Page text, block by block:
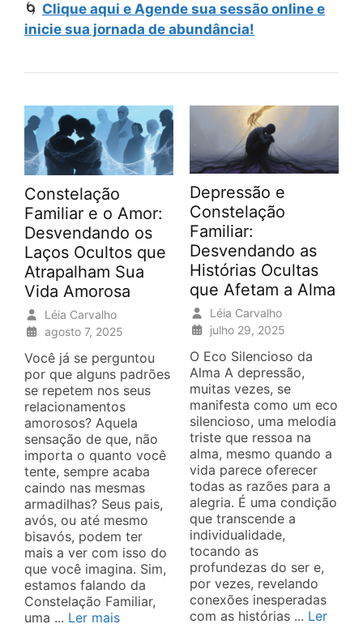
🌀 Clique aqui e Agende sua sessão online e
inicie sua jornada de abundância!
Constelação
Familiar e o Amor:
Desvendando os
Laços Ocultos que
Atrapalham Sua
Vida Amorosa
Léia Carvalho
agosto 7, 2025
Você já se perguntou
por que alguns padrões
se repetem nos seus
relacionamentos
amorosos? Aquela
sensação de que, não
importa o quanto você
tente, sempre acaba
caindo nas mesmas
armadilhas? Seus pais,
avós, ou até mesmo
bisavós, podem ter
mais a ver com isso do
que você imagina. Sim,
estamos falando da
Constelação Familiar,
uma ... Ler mais
Depressão e
Constelação
Familiar:
Desvendando as
Histórias Ocultas
que Afetam a Alma
Léia Carvalho
julho 29, 2025
O Eco Silencioso da
Alma A depressão,
muitas vezes, se
manifesta como um eco
silencioso, uma melodia
triste que ressoa na
alma, mesmo quando a
vida parece oferecer
todas as razões para a
alegria. É uma condição
que transcende a
individualidade,
tocando as
profundezas do ser e,
por vezes, revelando
conexões inesperadas
com as histórias ... Ler